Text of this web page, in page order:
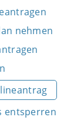
nehmen
entsperren